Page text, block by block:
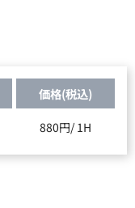
価格(税込)
880円/ 1H